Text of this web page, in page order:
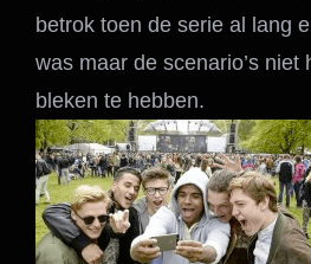
betrok toen de serie al lang
was maar de scenario’s niet
bleken te hebben.